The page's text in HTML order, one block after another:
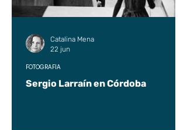
Sergio Larraín en Córdoba
FOTOGRAFÍA
Catalina Mena
22 jun